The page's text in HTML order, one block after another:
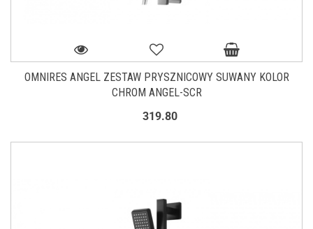
OMNIRES ANGEL ZESTAW PRYSZNICOWY SUWANY KOLOR
CHROM ANGEL-SCR
319.80